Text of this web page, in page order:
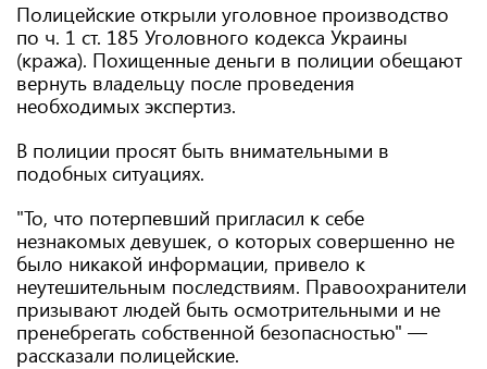
Полицейские открыли уголовное производство
по ч. 1 ст. 185 Уголовного кодекса Украины
(кража). Похищенные деньги в полиции обещают
вернуть владельцу после проведения
необходимых экспертиз.
В полиции просят быть внимательными в
подобных ситуациях.
"То, что потерпевший пригласил к себе
незнакомых девушек, о которых совершенно не
было никакой информации, привело к
неутешительным последствиям. Правоохранители
призывают людей быть осмотрительными и не
пренебрегать собственной безопасностью" —
рассказали полицейские.